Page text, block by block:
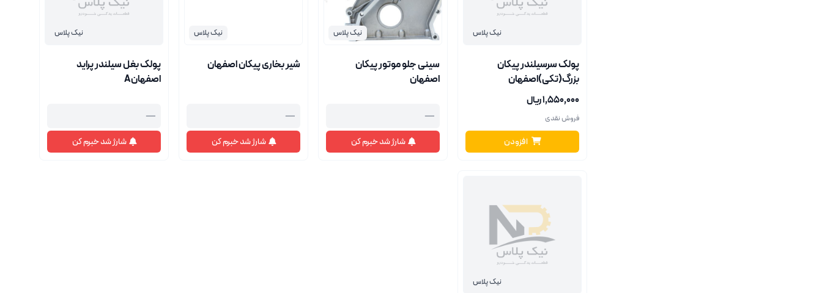
نیک پلاس
پولک سرسیلندر پیکان
بزرگ(تکی)اصفهان
۱٬۵۵۰٬۰۰۰ ریال
فروش نقدی
افزودن
نیک پلاس
سینی جلو موتور پیکان
اصفهان
—
شارژ شد خبرم کن
نیک پلاس
شیر بخاری پیکان اصفهان
—
شارژ شد خبرم کن
نیک پلاس
پولک بغل سیلندر پراید
اصفهانA
—
شارژ شد خبرم کن
نیک پلاس